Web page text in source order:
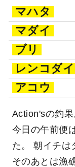
マハタ
マダイ
ブリ
レンコダイ
アコウ
Action'sの釣果
今日の午前便
た。 朝イチは
そのあとは漁